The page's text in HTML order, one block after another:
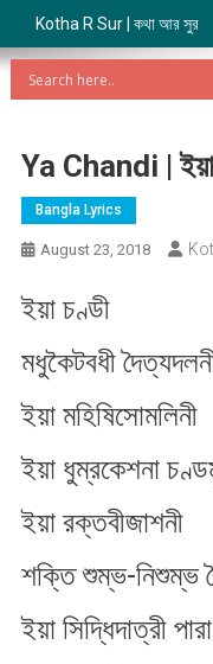
Kotha R Sur | কথা আর সুর
Ya Chandi |
Bangla Lyrics
August 23, 2018
ইয়া চণ্ডী
মধুকৈটবধী
ইয়া মহিষিসোমলিনী
ইয়া ধুম্রকেশনা
ইয়া রক্তবীজাশনী
শক্তি শুম্ভ-নিশুম্ভ
ইয়া সিদ্ধিদাত্রী